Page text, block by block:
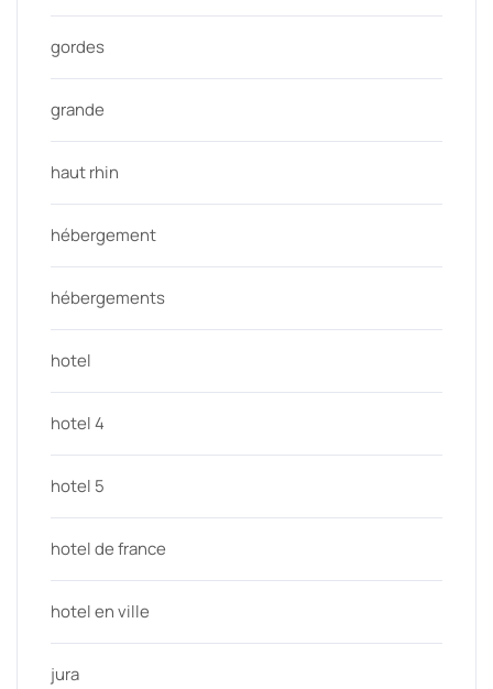
gordes
grande
haut rhin
hébergement
hébergements
hotel
hotel 4
hotel 5
hotel de france
hotel en ville
jura